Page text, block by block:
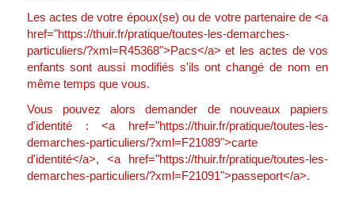
Les actes de votre époux(se) ou de votre partenaire de <a
href="https://thuir.fr/pratique/toutes-les-demarches-
particuliers/?xml=R45368">Pacs</a> et les actes de vos
enfants sont aussi modifiés s'ils ont changé de nom en
même temps que vous.
Vous pouvez alors demander de nouveaux papiers
d'identité : <a href="https://thuir.fr/pratique/toutes-les-
demarches-particuliers/?xml=F21089">carte
d'identité</a>, <a href="https://thuir.fr/pratique/toutes-les-
demarches-particuliers/?xml=F21091">passeport</a>.